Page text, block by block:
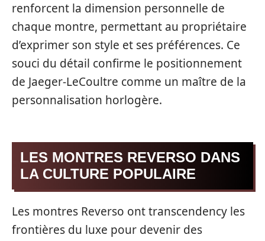
renforcent la dimension personnelle de
chaque montre, permettant au propriétaire
d’exprimer son style et ses préférences. Ce
souci du détail confirme le positionnement
de Jaeger-LeCoultre comme un maître de la
personnalisation horlogère.
LES MONTRES REVERSO DANS
LA CULTURE POPULAIRE
Les montres Reverso ont transcendency les
frontières du luxe pour devenir des